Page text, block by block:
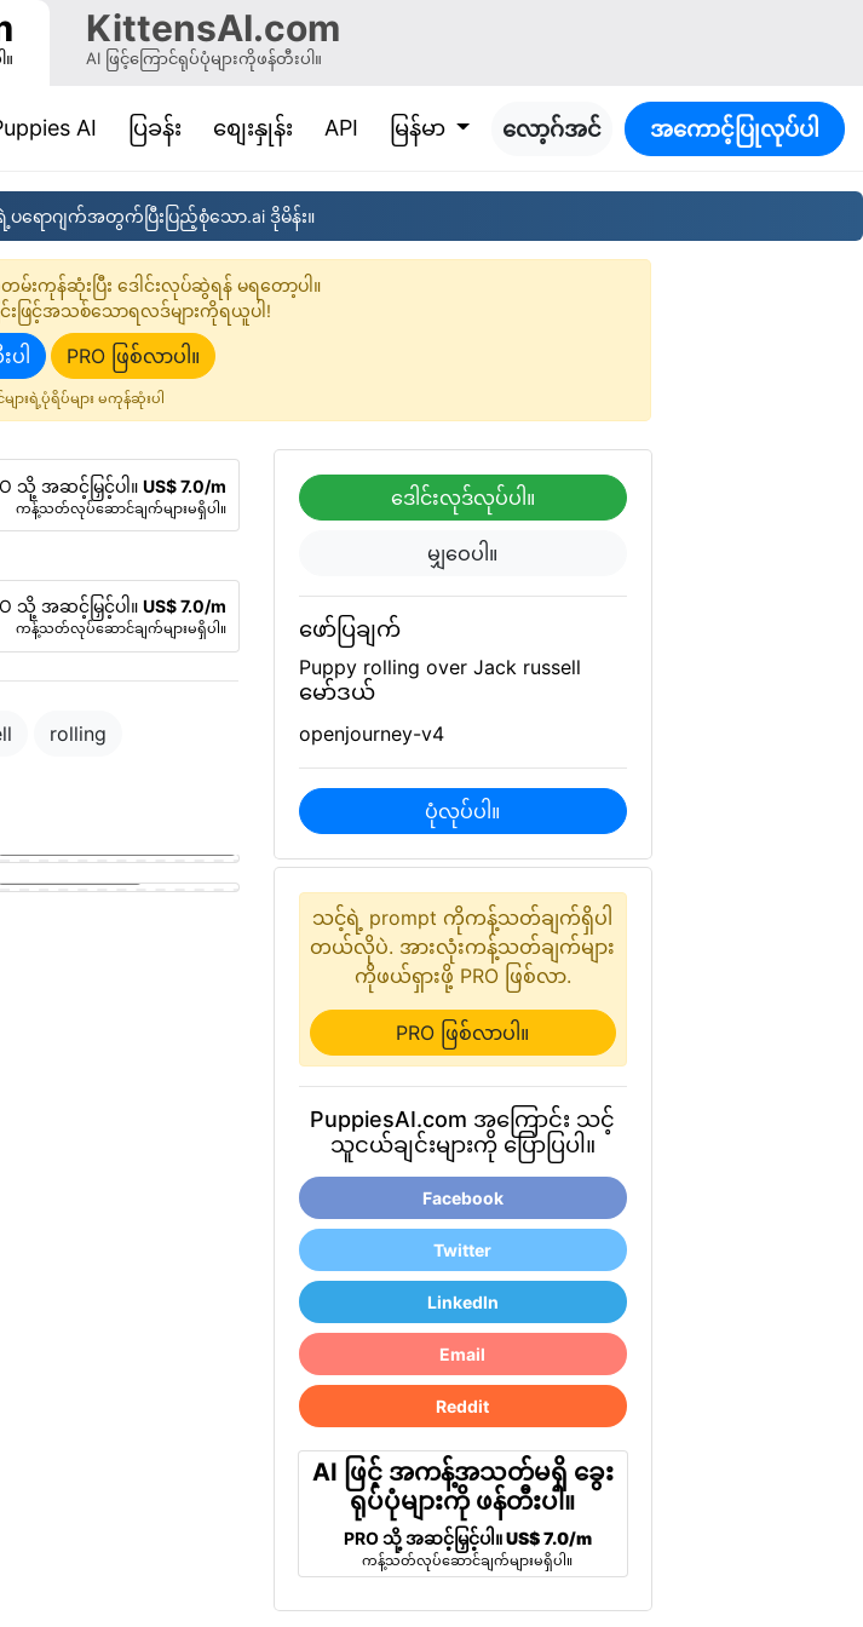
။
KittensAI.com
AI ဖြင့်ကြောင်ရုပ်ပုံများကိုဖန်တီးပါ။
AI(current)
ပြခန်း စျေးနှုန်း API မြန်မာ လော့ဂ်အင် အကောင့်ပြုလုပ်ပါ
ရောဂျက်အတွက်ပြီးပြည့်စုံသော.ai ဒိုမိန်း။
န်ဆုံးပြီး ဒေါင်းလုပ်ဆွဲရန် မရတော့ပါ။
ဖြင့်အသစ်သောရလဒ်များကိုရယူပါ!
ါ PRO ဖြစ်လာပါ။
ျားရဲ့ပုံရိပ်များ မကုန်ဆုံးပါ
သို့ အဆင့်မြှင့်ပါ။ US$ 7.0/m
ကန့်သတ်လုပ်ဆောင်ချက်များမရှိပါ။
သို့ အဆင့်မြှင့်ပါ။ US$ 7.0/m
ကန့်သတ်လုပ်ဆောင်ချက်များမရှိပါ။
rolling
ဒေါင်းလုဒ်လုပ်ပါ။
မျှဝေပါ။
ဖော်ပြချက်
Puppy rolling over Jack russell
မော်ဒယ်
openjourney-v4
ပုံလုပ်ပါ။
သင့်ရဲ့ prompt ကိုကန့်သတ်ချက်ရှိပါ
တယ်လိုပဲ. အားလုံးကန့်သတ်ချက်များ
ကိုဖယ်ရှားဖို့ PRO ဖြစ်လာ.
PRO ဖြစ်လာပါ။
PuppiesAI.com အကြောင်း သင့်
သူငယ်ချင်းများကို ပြောပြပါ။
Facebook
Twitter
LinkedIn
Email
Reddit
AI ဖြင့် အကန့်အသတ်မရှိ ခွေး
ရုပ်ပုံများကို ဖန်တီးပါ။
PRO သို့ အဆင့်မြှင့်ပါ။US$ 7.0/m
ကန့်သတ်လုပ်ဆောင်ချက်များမရှိပါ။